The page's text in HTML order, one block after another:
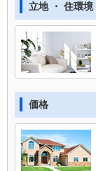
立地 ・ 住環境
価格